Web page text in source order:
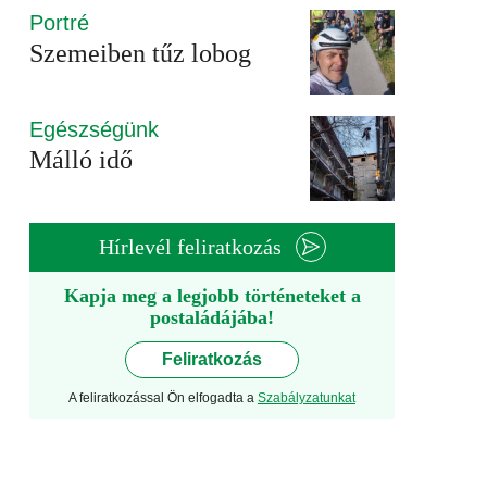
Portré
Szemeiben tűz lobog
Egészségünk
Málló idő
Hírlevél feliratkozás
Kapja meg a legjobb történeteket a
postaládájába!
Feliratkozás
A feliratkozással Ön elfogadta a Szabályzatunkat